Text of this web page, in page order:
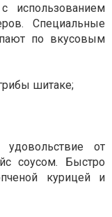
использованием
Специальные
по вкусовым
шитаке;
от
соусом. Быстро
курицей и